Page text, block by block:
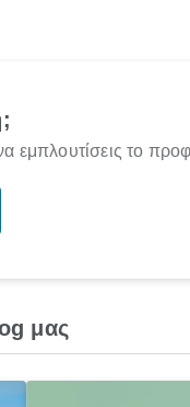
εμπλουτίσεις το
μας